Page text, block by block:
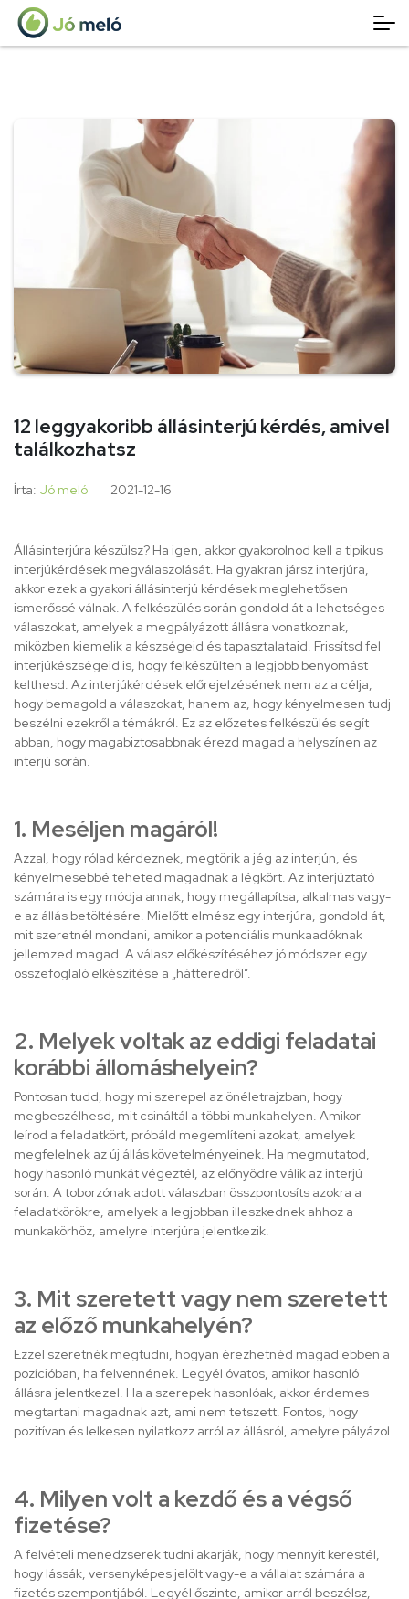
12 leggyakoribb állásinterjú kérdés, amivel
találkozhatsz
Írta: Jó meló 2021-12-16
Állásinterjúra készülsz? Ha igen, akkor gyakorolnod kell a tipikus
interjúkérdések megválaszolását. Ha gyakran jársz interjúra,
akkor ezek a gyakori állásinterjú kérdések meglehetősen
ismerőssé válnak. A felkészülés során gondold át a lehetséges
válaszokat, amelyek a megpályázott állásra vonatkoznak,
miközben kiemelik a készségeid és tapasztalataid. Frissítsd fel
interjúkészségeid is, hogy felkészülten a legjobb benyomást
kelthesd. Az interjúkérdések előrejelzésének nem az a célja,
hogy bemagold a válaszokat, hanem az, hogy kényelmesen tudj
beszélni ezekről a témákról. Ez az előzetes felkészülés segít
abban, hogy magabiztosabbnak érezd magad a helyszínen az
interjú során.
1. Meséljen magáról!
Azzal, hogy rólad kérdeznek, megtörik a jég az interjún, és
kényelmesebbé teheted magadnak a légkört. Az interjúztató
számára is egy módja annak, hogy megállapítsa, alkalmas vagy-
e az állás betöltésére. Mielőtt elmész egy interjúra, gondold át,
mit szeretnél mondani, amikor a potenciális munkaadóknak
jellemzed magad. A válasz előkészítéséhez jó módszer egy
összefoglaló elkészítése a „hátteredről”.
2. Melyek voltak az eddigi feladatai
korábbi állomáshelyein?
Pontosan tudd, hogy mi szerepel az önéletrajzban, hogy
megbeszélhesd, mit csináltál a többi munkahelyen. Amikor
leírod a feladatkört, próbáld megemlíteni azokat, amelyek
megfelelnek az új állás követelményeinek. Ha megmutatod,
hogy hasonló munkát végeztél, az előnyödre válik az interjú
során. A toborzónak adott válaszban összpontosíts azokra a
feladatkörökre, amelyek a legjobban illeszkednek ahhoz a
munkakörhöz, amelyre interjúra jelentkezik.
3. Mit szeretett vagy nem szeretett
az előző munkahelyén?
Ezzel szeretnék megtudni, hogyan érezhetnéd magad ebben a
pozícióban, ha felvennének. Legyél óvatos, amikor hasonló
állásra jelentkezel. Ha a szerepek hasonlóak, akkor érdemes
megtartani magadnak azt, ami nem tetszett. Fontos, hogy
pozitívan és lelkesen nyilatkozz arról az állásról, amelyre pályázol.
4. Milyen volt a kezdő és a végső
fizetése?
A felvételi menedzserek tudni akarják, hogy mennyit kerestél,
hogy lássák, versenyképes jelölt vagy-e a vállalat számára a
fizetés szempontjából. Legyél őszinte, amikor arról beszélsz,